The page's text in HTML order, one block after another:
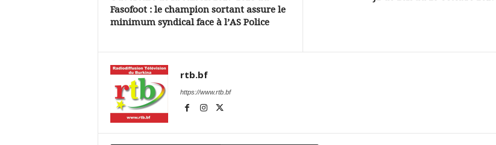
Fasofoot : le champion sortant assure le
minimum syndical face à l’AS Police
rtb.bf
https://www.rtb.bf